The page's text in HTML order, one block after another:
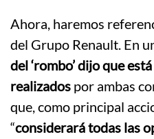
Ahora, haremos
del Grupo Renault. En
del ‘rombo’ dijo que
realizados por ambas
que, como principal
“considerará todas las